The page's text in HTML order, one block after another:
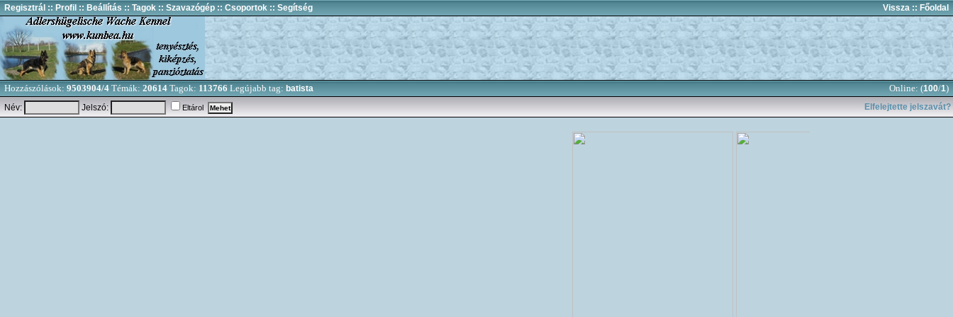
Regisztrál :: Profil :: Beállítás :: Tagok :: Szavazógép :: Csoportok :: Segítség Vissza :: Főoldal
Hozzászólások: 9503904/4 Témák: 20614 Tagok: 113766 Legújabb tag: batista Online: (100/1)
Név: Jelszó: Eltárol Elfelejtette jelszavát?